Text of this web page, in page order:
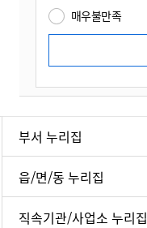
매우불만족
부서 누리집
읍/면/동 누리집
직속기관/사업소 누리집